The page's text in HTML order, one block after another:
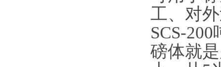
工、对
SCS-
磅体就